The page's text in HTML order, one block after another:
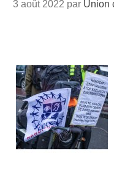
3 août 2022 par Union